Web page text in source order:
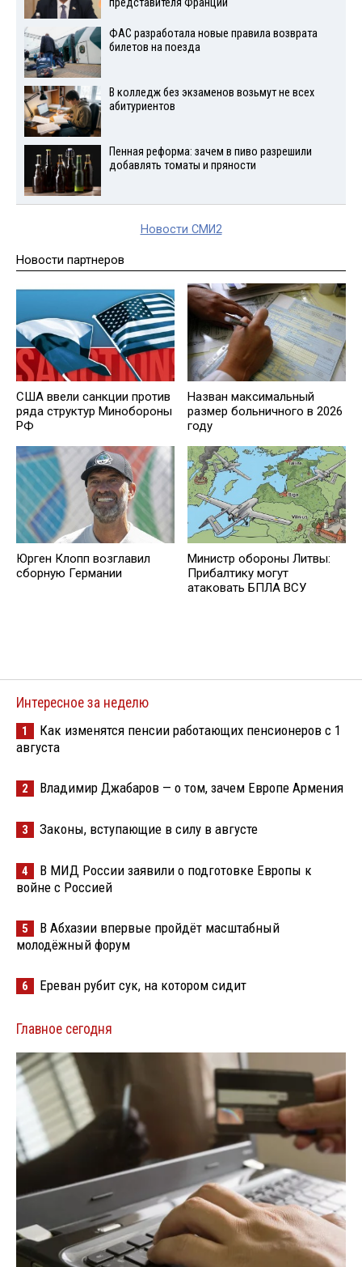
ФАС разработала новые правила возврата
билетов на поезда
В колледж без экзаменов возьмут не всех
абитуриентов
Пенная реформа: зачем в пиво разрешили
добавлять томаты и пряности
Новости СМИ2
Новости партнеров
США ввели санкции против
ряда структур Минобороны
РФ
Назван максимальный
размер больничного в 2026
году
Юрген Клопп возглавил
сборную Германии
Министр обороны Литвы:
Прибалтику могут
атаковать БПЛА ВСУ
Интересное за неделю
1
Как изменятся пенсии работающих пенсионеров с 1
августа
2 Владимир Джабаров — о том, зачем Европе Армения
3 Законы, вступающие в силу в августе
4
В МИД России заявили о подготовке Европы к
войне с Россией
5
В Абхазии впервые пройдёт масштабный
молодёжный форум
6 Ереван рубит сук, на котором сидит
Главное сегодня